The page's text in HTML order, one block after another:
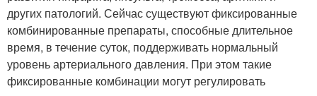
других патологий. Сейчас существуют фиксированные
комбинированные препараты, способные длительное
время, в течение суток, поддерживать нормальный
уровень артериального давления. При этом такие
фиксированные комбинации могут регулировать